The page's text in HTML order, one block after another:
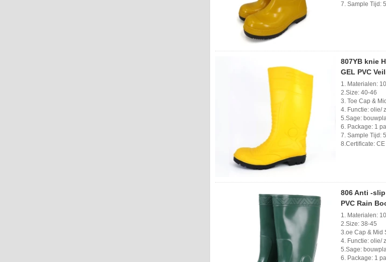
7. Sample Tijd:
807YB knie
GEL PVC
1. Materialen:
2.Size: 40-46
3. Toe Cap &
4. Functie: olie/
5.Sage:
6. Package: 1
7. Sample Tijd:
8.Certificate: CE
806 Anti -
PVC Rain
1. Materialen:
2.Size: 38-45
3.oe Cap & Mid
4. Functie: olie/
5.Sage:
6. Package: 1